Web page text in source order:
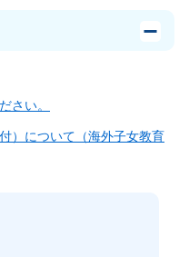
さい。
）について（海外子女教育